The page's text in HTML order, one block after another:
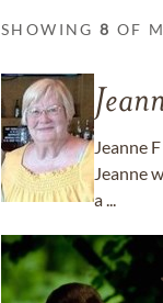
SHOWING8 OF
Jeanne F
Jeanne
a ...